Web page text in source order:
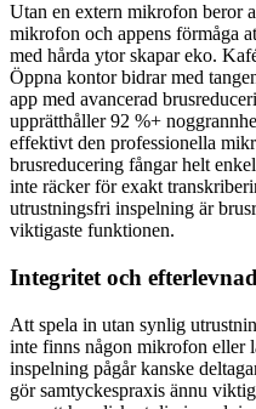
Utan en extern mikrofon beror
mikrofon och appens förmåga
med hårda ytor skapar eko.
Öppna kontor bidrar med
app med avancerad
upprätthåller 92 %+
effektivt den professionella
brusreducering fångar helt
inte räcker för exakt
utrustningsfri inspelning är
viktigaste funktionen.
Integritet och efterlevnad
Att spela in utan synlig
inte finns någon mikrofon eller
inspelning pågår kanske
gör samtyckespraxis ännu